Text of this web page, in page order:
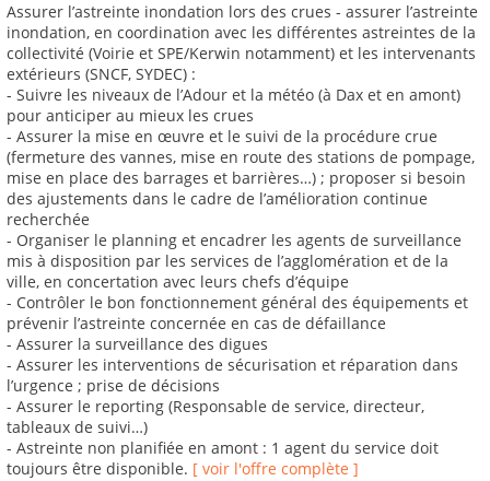
Assurer l’astreinte inondation lors des crues - assurer l’astreinte
inondation, en coordination avec les différentes astreintes de la
collectivité (Voirie et SPE/Kerwin notamment) et les intervenants
extérieurs (SNCF, SYDEC) :
- Suivre les niveaux de l’Adour et la météo (à Dax et en amont)
pour anticiper au mieux les crues
- Assurer la mise en œuvre et le suivi de la procédure crue
(fermeture des vannes, mise en route des stations de pompage,
mise en place des barrages et barrières…) ; proposer si besoin
des ajustements dans le cadre de l’amélioration continue
recherchée
- Organiser le planning et encadrer les agents de surveillance
mis à disposition par les services de l’agglomération et de la
ville, en concertation avec leurs chefs d’équipe
- Contrôler le bon fonctionnement général des équipements et
prévenir l’astreinte concernée en cas de défaillance
- Assurer la surveillance des digues
- Assurer les interventions de sécurisation et réparation dans
l’urgence ; prise de décisions
- Assurer le reporting (Responsable de service, directeur,
tableaux de suivi…)
- Astreinte non planifiée en amont : 1 agent du service doit
toujours être disponible. [ voir l'offre complète ]